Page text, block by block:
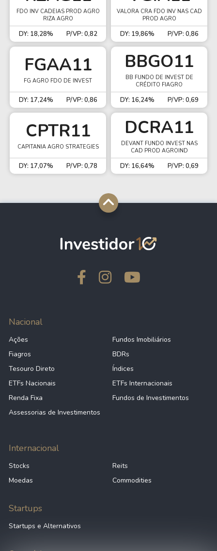
FDO INV CADEIAS PROD AGRO
RIZA AGRO
DY: 18,28% P/VP: 0,82
VALORA CRA FDO INV NAS CAD
PROD AGRO
DY: 19,86% P/VP: 0,86
FGAA11
FG AGRO FDO DE INVEST
DY: 17,24% P/VP: 0,86
BBGO11
BB FUNDO DE INVEST DE
CRÉDITO FIAGRO
DY: 16,24% P/VP: 0,69
CPTR11
CAPITANIA AGRO STRATEGIES
DY: 17,07% P/VP: 0,78
DCRA11
DEVANT FUNDO INVEST NAS
CAD PROD AGROIND
DY: 16,64% P/VP: 0,69
Nacional
Ações
Fundos Imobiliários
Fiagros
BDRs
Tesouro Direto
Índices
ETFs Nacionais
ETFs Internacionais
Renda Fixa
Fundos de Investimentos
Assessorias de Investimentos
Internacional
Stocks
Reits
Moedas
Commodities
Startups
Startups e Alternativos